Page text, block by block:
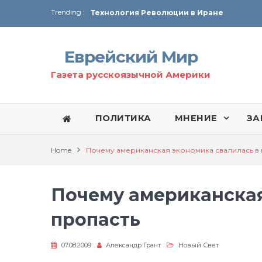
Trending :
Технология Революции в Иране
Еврейский Мир
Газета русскоязычной Америки
ПОЛИТИКА МНЕНИЕ
Home Почему американская экономика свалилась в
Почему
пропасть
07.08.2009 Александр Грант Новый Свет